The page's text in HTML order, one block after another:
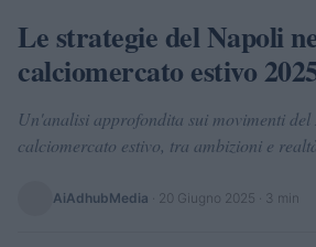
Le strategie del Napoli
calciomercato estivo
Un'analisi approfondita sui movimenti
calciomercato estivo, tra ambizioni e
AiAdhubMedia 20 Giugno 2025 · 3 min